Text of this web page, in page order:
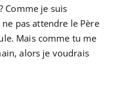
Comme je suis
pas attendre le Père
Mais comme tu me
alors je voudrais